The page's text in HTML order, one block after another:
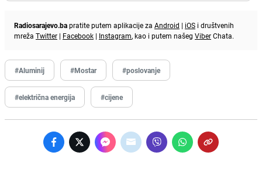
Radiosarajevo.bapratite putem aplikacije za Android | iOS i društvenih
mreža Twitter | Facebook | Instagram, kao i putem našeg ViberChata.
#Aluminij #Mostar #poslovanje
#električna energija #cijene